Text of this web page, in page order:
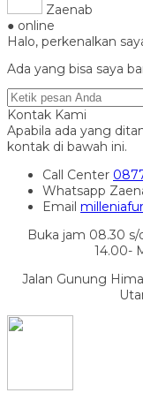
Zaenab
● online
Halo, perkenalkan
Ada yang bisa saya
Kontak Kami
Apabila ada yang
kontak di bawah ini.
Call Center
Whatsapp
Email
Buka jam 08.30
14.00-
Jalan Gunung